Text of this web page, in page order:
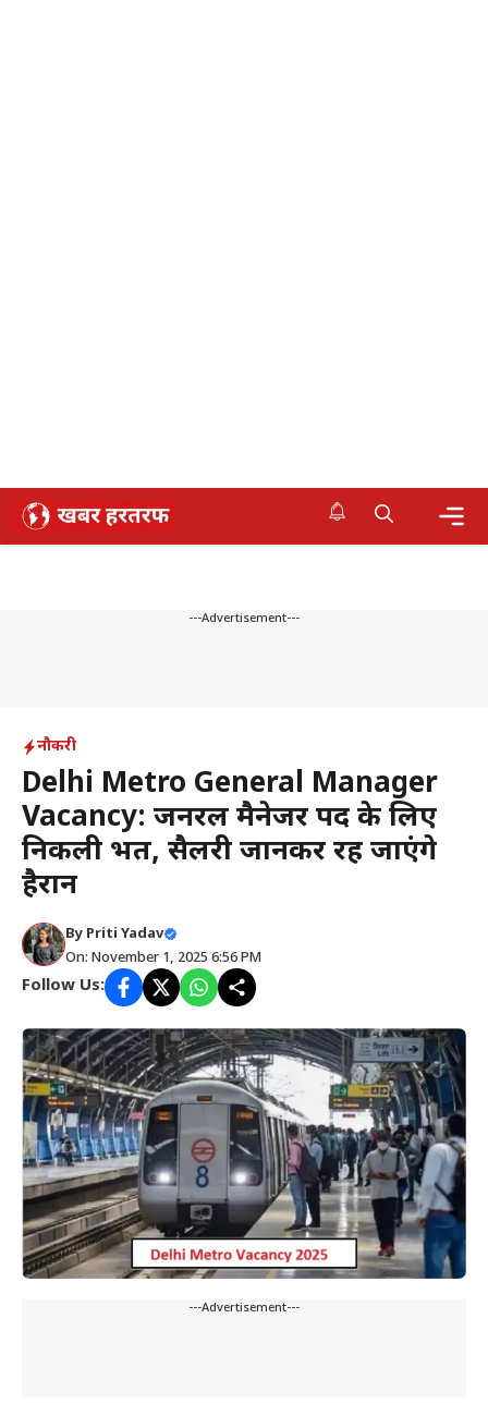
Skip
---Advertisement---
नौकरी
Delhi Metro General Manager
Vacancy: जनरल मैनेजर पद के लिए
निकली भर्ती, सैलरी जानकर रह जाएंगे
हैरान
By Priti Yadav
On: November 1, 2025 6:56 PM
Follow Us:
---Advertisement---